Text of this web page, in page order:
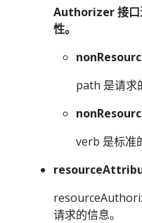
Authorizer 接口
性。
path 是请求
verb 是标准
请求的信息。